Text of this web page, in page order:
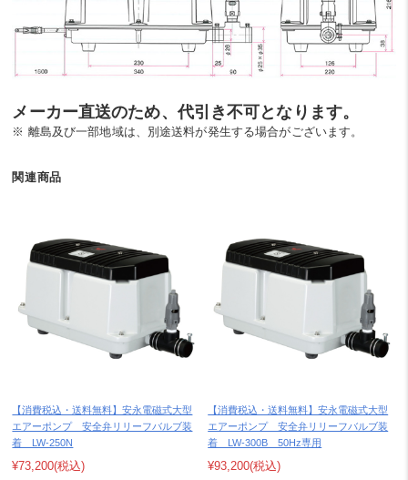
メーカー直送のため、代引き不可となります。
※ 離島及び一部地域は、別途送料が発生する場合がございます。
関連商品
【消費税込・送料無料】安永電磁式大型
エアーポンプ 安全弁リリーフバルブ装
着 LW-250N
¥73,200(税込)
【消費税込・送料無料】安永電磁式大型
エアーポンプ 安全弁リリーフバルブ装
着 LW-300B 50Hz専用
¥93,200(税込)